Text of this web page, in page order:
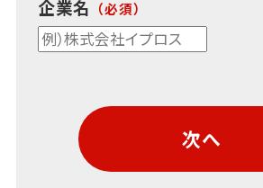
企業名
次へ